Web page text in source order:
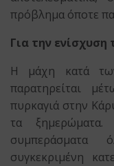
πρόβλημα όποτε
Για την
Η μάχη κατά
παρατηρείται
πυρκαγιά στην
τα
συμπεράσματα
συγκεκριμένη